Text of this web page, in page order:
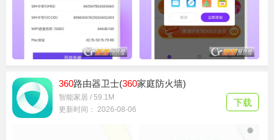
360路由器卫士(360家庭防火墙)
智能家居 / 59.1M
更新时间： 2026-08-06
下载